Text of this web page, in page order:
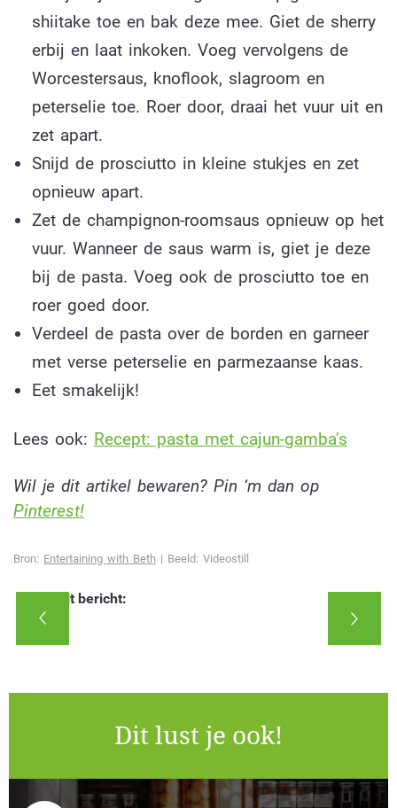
shiitake toe en bak deze mee. Giet de sherry
erbij en laat inkoken. Voeg vervolgens de
Worcestersaus, knoflook, slagroom en
peterselie toe. Roer door, draai het vuur uit en
zet apart.
Snijd de prosciutto in kleine stukjes en zet
opnieuw apart.
Zet de champignon-roomsaus opnieuw op het
vuur. Wanneer de saus warm is, giet je deze
bij de pasta. Voeg ook de prosciutto toe en
roer goed door.
Verdeel de pasta over de borden en garneer
met verse peterselie en parmezaanse kaas.
Eet smakelijk!
Lees ook: Recept: pasta met cajun-gamba’s
Wil je dit artikel bewaren? Pin ‘m dan op
Pinterest!
Bron: Entertaining with Beth | Beeld: Videostill
Deel dit bericht:
Dit lust je ook!